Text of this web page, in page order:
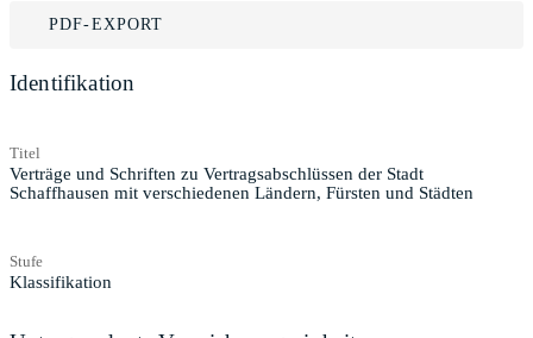
PDF-EXPORT
Identifikation
Titel
Verträge und Schriften zu Vertragsabschlüssen der Stadt
Schaffhausen mit verschiedenen Ländern, Fürsten und Städten
Stufe
Klassifikation